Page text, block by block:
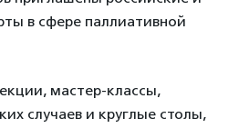
в сфере паллиативной
мастер-классы,
случаев и круглые столы,